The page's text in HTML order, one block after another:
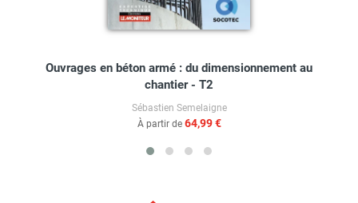
Ouvrages en béton armé : du dimensionnement au
chantier - T2
Sébastien Semelaigne
À partir de 64,99 €